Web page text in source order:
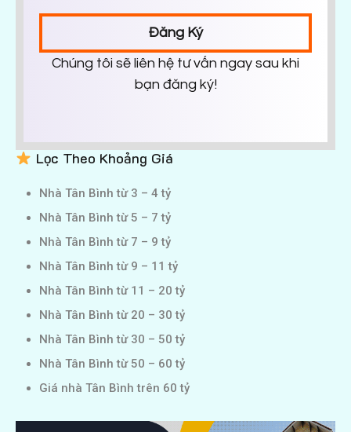
Đăng Ký
Chúng tôi sẽ liên hệ tư vấn ngay sau khi
bạn đăng ký!
Lọc Theo Khoảng Giá
Nhà Tân Bình từ 3 – 4 tỷ
Nhà Tân Bình từ 5 – 7 tỷ
Nhà Tân Bình từ 7 – 9 tỷ
Nhà Tân Bình từ 9 – 11 tỷ
Nhà Tân Bình từ 11 – 20 tỷ
Nhà Tân Bình từ 20 – 30 tỷ
Nhà Tân Bình từ 30 – 50 tỷ
Nhà Tân Bình từ 50 – 60 tỷ
Giá nhà Tân Bình trên 60 tỷ